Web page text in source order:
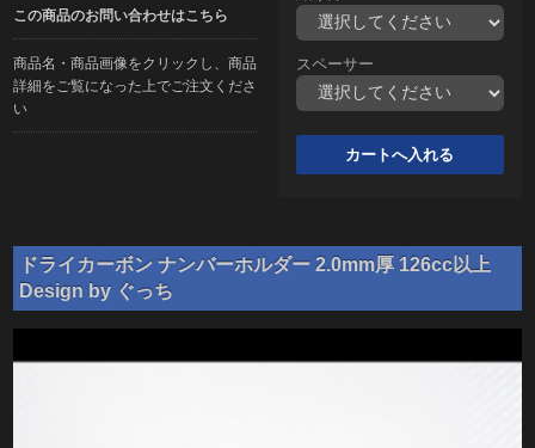
この商品のお問い合わせはこちら
商品名・商品画像をクリックし、商品
詳細をご覧になった上でご注文くださ
い
スペーサー
ドライカーボン ナンバーホルダー 2.0mm厚 126cc以上
Design by ぐっち